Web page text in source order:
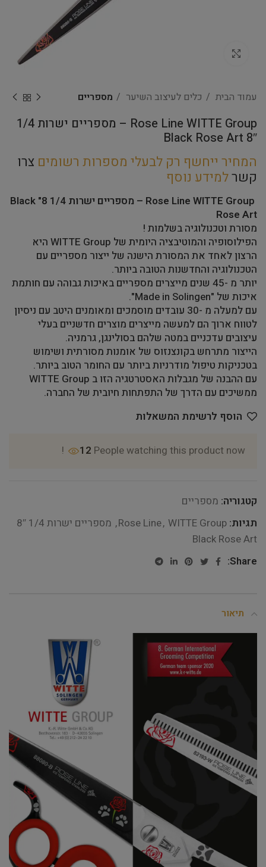
עמוד הבית כלים לעיצוב השיער מספריים
Rose Line WITTE Group – מספריים ישרות 1/4
8″ Black Rose Art
המחיר ייחשף רק לבעלי מספרות רשומים צרו
קשרלמידע נוסף
Rose Line WITTE Group – מספריים ישרות 1/4 8" Black
Rose Art
מסורת וטכנולוגיה בשלמות !
הפילוסופיה והמוטיבציה היומית של WITTE Group היא
הרצון לאחד את המסורת הישנה של ייצור מספריים עם
הטכנולוגיה והחדשנות הטובה ביותר.
יותר מ -45 שנים מייצרים מספריים באיכות גבוהה עם חותמת
איכות של "Made in Solingen".
עם למעלה מ -30 עובדים מוסמכים ומאומנים היטב עם ניסיון
לטווח ארוך הם למעשה מייצרים מוצרים חדשניים בעלי
עיצובים עדכניים במטה שלהם בסולינגן, גרמניה.
הייצור מתרחש בקונצנזוס של אומנות מסורתית ושימוש
בטכניקות טיפול מודרניות ביותר עם החומר הטוב ביותר.
עם ההבנה של מגבלות האסטרטגיה הזו ב WITTE Group
ממשיכים עם הדרך של התפתחות חיובית של החברה.
הוסף לרשימת המשאלות
12 People watching this product now!
קטגוריה: מספריים
תגיות:
Rose Line, WITTE Group
,
מספריים ישרות 1/4 8″
Black Rose Art
Share:
תיאור